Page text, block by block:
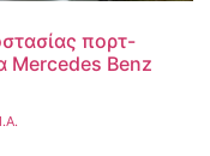
πορτ-
Mercedes Benz